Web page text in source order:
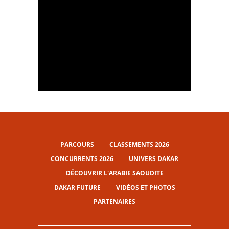
PARCOURS
CLASSEMENTS 2026
CONCURRENTS 2026
UNIVERS DAKAR
DÉCOUVRIR L'ARABIE SAOUDITE
DAKAR FUTURE
VIDÉOS ET PHOTOS
PARTENAIRES